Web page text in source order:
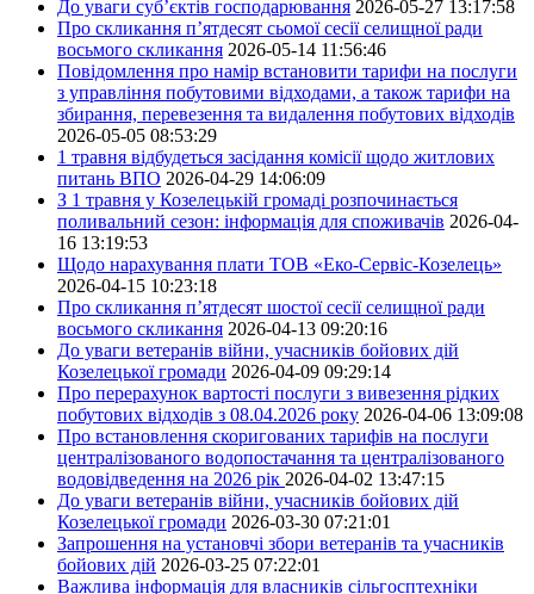
До уваги суб’єктів господарювання 2026-05-27 13:17:58
Про скликання п’ятдесят сьомої сесії селищної ради
восьмого скликання 2026-05-14 11:56:46
Повідомлення про намір встановити тарифи на послуги
з управління побутовими відходами, а також тарифи на
збирання, перевезення та видалення побутових відходів
2026-05-05 08:53:29
1 травня відбудеться засідання комісії щодо житлових
питань ВПО 2026-04-29 14:06:09
З 1 травня у Козелецькій громаді розпочинається
поливальний сезон: інформація для споживачів 2026-04-
16 13:19:53
Щодо нарахування плати ТОВ «Еко-Сервіс-Козелець»
2026-04-15 10:23:18
Про скликання п’ятдесят шостої сесії селищної ради
восьмого скликання 2026-04-13 09:20:16
До уваги ветеранів війни, учасників бойових дій
Козелецької громади 2026-04-09 09:29:14
Про перерахунок вартості послуги з вивезення рідких
побутових відходів з 08.04.2026 року 2026-04-06 13:09:08
Про встановлення скоригованих тарифів на послуги
централізованого водопостачання та централізованого
водовідведення на 2026 рік 2026-04-02 13:47:15
До уваги ветеранів війни, учасників бойових дій
Козелецької громади 2026-03-30 07:21:01
Запрошення на установчі збори ветеранів та учасників
бойових дій 2026-03-25 07:22:01
Важлива інформація для власників сільгосптехніки